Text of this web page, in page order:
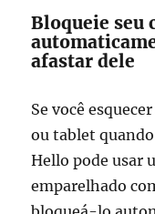
Bloqueie seu
afastar dele
Se você
ou tablet
Hello pode usar
emparelhado